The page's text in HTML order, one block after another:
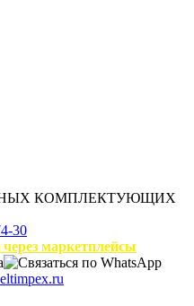
КОМПЛЕКТУЮЩИХ
30
маркетплейсы